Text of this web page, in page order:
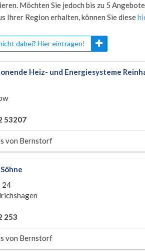
Möchten Sie jedoch bis zu 5
Ihrer Region erhalten, können Sie diese
dabei? Hier eintragen!
Heiz- und Energiesysteme
53207
von Bernstorf
24
253
von Bernstorf